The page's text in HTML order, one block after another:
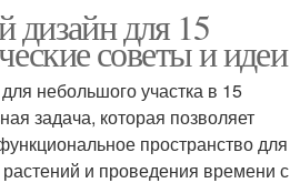
для 15
советы и идеи
небольшого участка в 15
задача, которая позволяет
пространство для
и проведения времени с